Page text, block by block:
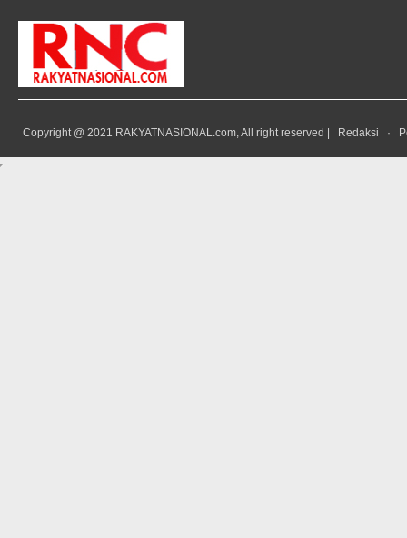
Copyright @ 2021 RAKYATNASIONAL.com, All right reserved | Redaksi ·